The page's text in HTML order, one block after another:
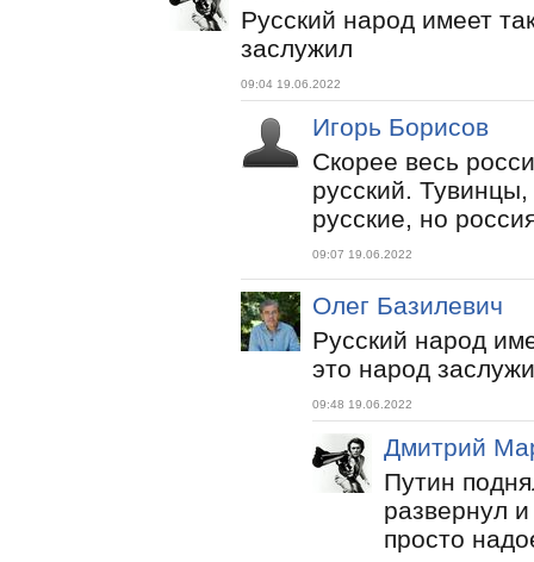
Русский народ имеет
заслужил
09:04 19.06.2022
Игорь Борисов
Скорее весь
русский.
русские, но
09:07 19.06.2022
Олег Базилевич
Русский народ
это народ
09:48 19.06.2022
Дмитрий
Путин
развернул
просто